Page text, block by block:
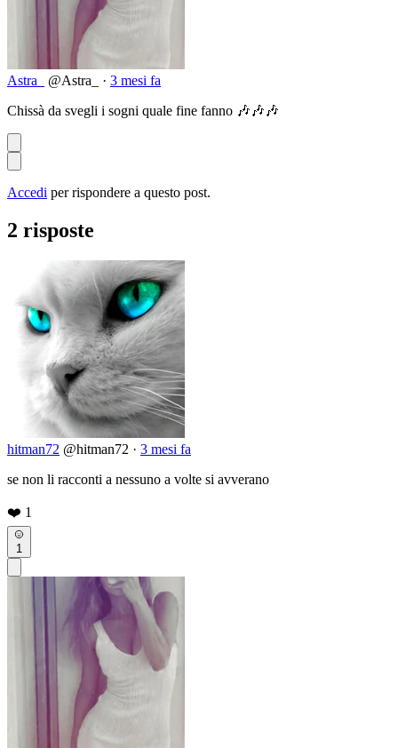
Astra_ @Astra_ · 3 mesi fa
Chissà da svegli i sogni quale fine fanno 🎶🎶🎶
Accedi per rispondere a questo post.
2 risposte
hitman72 @hitman72 · 3 mesi fa
se non li racconti a nessuno a volte si avverano
❤️ 1
1